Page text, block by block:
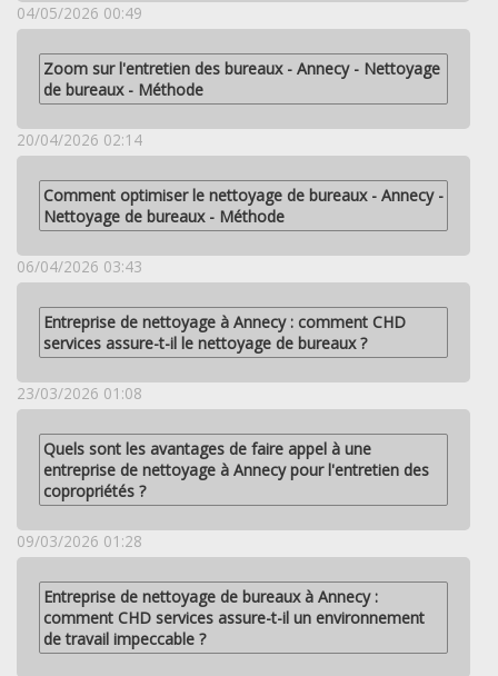
04/05/2026 00:49
Zoom sur l'entretien des bureaux - Annecy - Nettoyage
de bureaux - Méthode
20/04/2026 02:14
Comment optimiser le nettoyage de bureaux - Annecy -
Nettoyage de bureaux - Méthode
06/04/2026 03:43
Entreprise de nettoyage à Annecy : comment CHD
services assure-t-il le nettoyage de bureaux ?
23/03/2026 01:08
Quels sont les avantages de faire appel à une
entreprise de nettoyage à Annecy pour l'entretien des
copropriétés ?
09/03/2026 01:28
Entreprise de nettoyage de bureaux à Annecy :
comment CHD services assure-t-il un environnement
de travail impeccable ?